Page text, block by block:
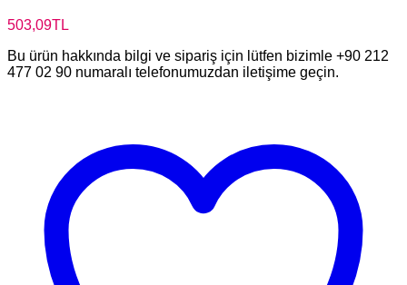
503,09TL
Bu ürün hakkında bilgi ve sipariş için lütfen bizimle +90 212
477 02 90 numaralı telefonumuzdan iletişime geçin.